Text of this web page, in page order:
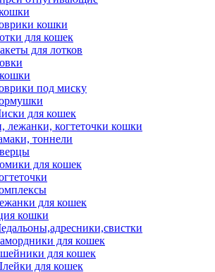
кошки
для кошек
для лотков
под миску
для кошек
лежанки, когтеточки кошки
тоннели
для кошек
для кошек
кошки
для кошек
для кошек
для кошек